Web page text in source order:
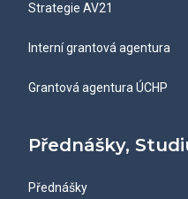
Strategie AV21
Interní grantová agentura
Grantová agentura ÚCHP
Přednášky,
Přednášky